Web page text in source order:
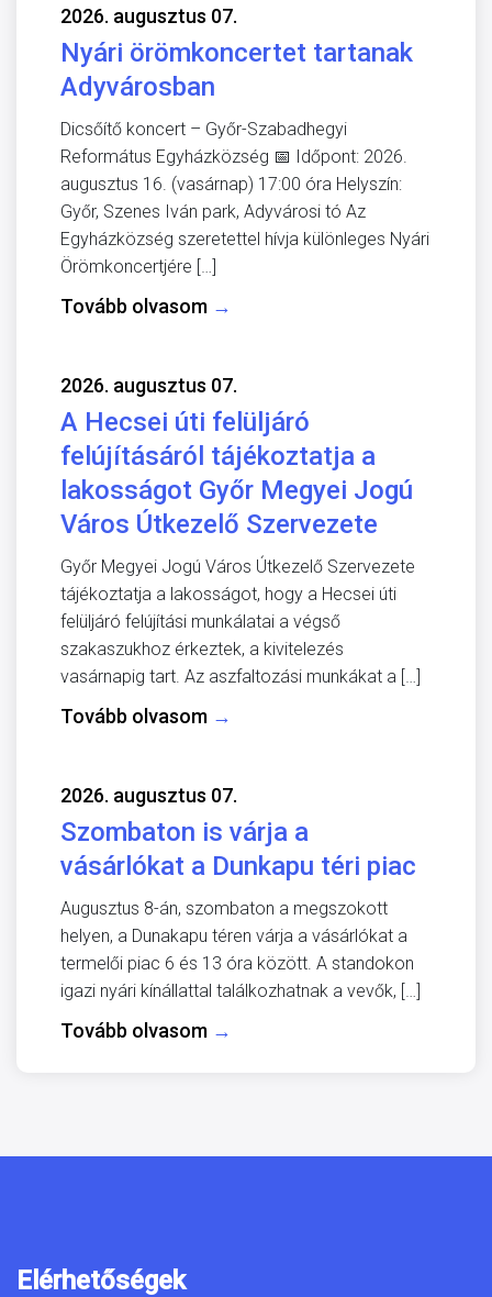
2026. augusztus 07.
Nyári örömkoncertet tartanak
Adyvárosban
Dicsőítő koncert – Győr-Szabadhegyi
Református Egyházközség 📅 Időpont: 2026.
augusztus 16. (vasárnap) 17:00 óra Helyszín:
Győr, Szenes Iván park, Adyvárosi tó Az
Egyházközség szeretettel hívja különleges Nyári
Örömkoncertjére […]
Tovább olvasom →
2026. augusztus 07.
A Hecsei úti felüljáró
felújításáról tájékoztatja a
lakosságot Győr Megyei Jogú
Város Útkezelő Szervezete
Győr Megyei Jogú Város Útkezelő Szervezete
tájékoztatja a lakosságot, hogy a Hecsei úti
felüljáró felújítási munkálatai a végső
szakaszukhoz érkeztek, a kivitelezés
vasárnapig tart. Az aszfaltozási munkákat a […]
Tovább olvasom →
2026. augusztus 07.
Szombaton is várja a
vásárlókat a Dunkapu téri piac
Augusztus 8-án, szombaton a megszokott
helyen, a Dunakapu téren várja a vásárlókat a
termelői piac 6 és 13 óra között. A standokon
igazi nyári kínállattal találkozhatnak a vevők, […]
Tovább olvasom →
Elérhetőségek